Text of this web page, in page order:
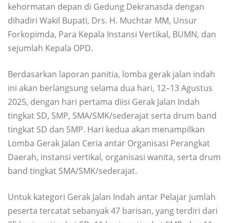
kehormatan depan di Gedung Dekranasda dengan
dihadiri Wakil Bupati, Drs. H. Muchtar MM, Unsur
Forkopimda, Para Kepala Instansi Vertikal, BUMN, dan
sejumlah Kepala OPD.
Berdasarkan laporan panitia, lomba gerak jalan indah
ini akan berlangsung selama dua hari, 12–13 Agustus
2025, dengan hari pertama diisi Gerak Jalan Indah
tingkat SD, SMP, SMA/SMK/sederajat serta drum band
tingkat SD dan SMP. Hari kedua akan menampilkan
Lomba Gerak Jalan Ceria antar Organisasi Perangkat
Daerah, instansi vertikal, organisasi wanita, serta drum
band tingkat SMA/SMK/sederajat.
Untuk kategori Gerak Jalan Indah antar Pelajar jumlah
peserta tercatat sebanyak 47 barisan, yang terdiri dari